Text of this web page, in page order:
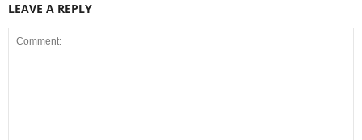
LEAVE A REPLY